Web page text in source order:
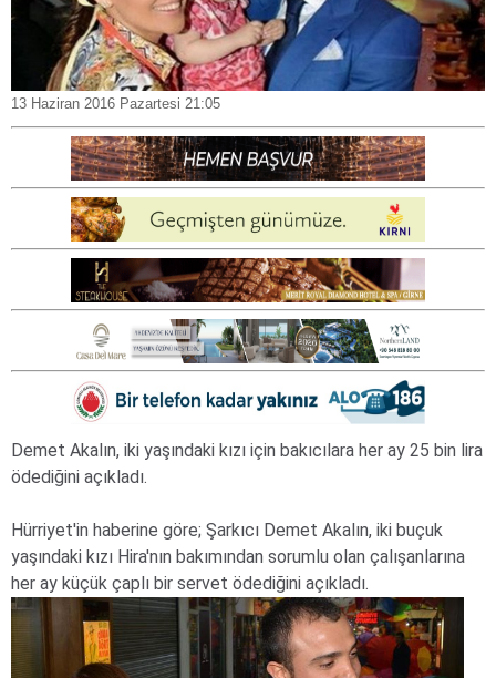
13 Haziran 2016 Pazartesi 21:05
Demet Akalın, iki yaşındaki kızı için bakıcılara her ay 25 bin lira
ödediğini açıkladı.
Hürriyet'in haberine göre; Şarkıcı Demet Akalın, iki buçuk
yaşındaki kızı Hira'nın bakımından sorumlu olan çalışanlarına
her ay küçük çaplı bir servet ödediğini açıkladı.